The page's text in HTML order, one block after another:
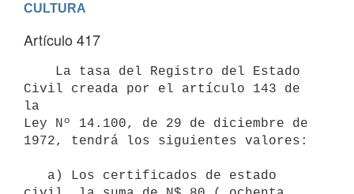
CULTURA
Artículo 417
Civil creada por el artículo 143 de
la
Ley Nº 14.100, de 29 de diciembre de
1972, tendrá los siguientes valores: